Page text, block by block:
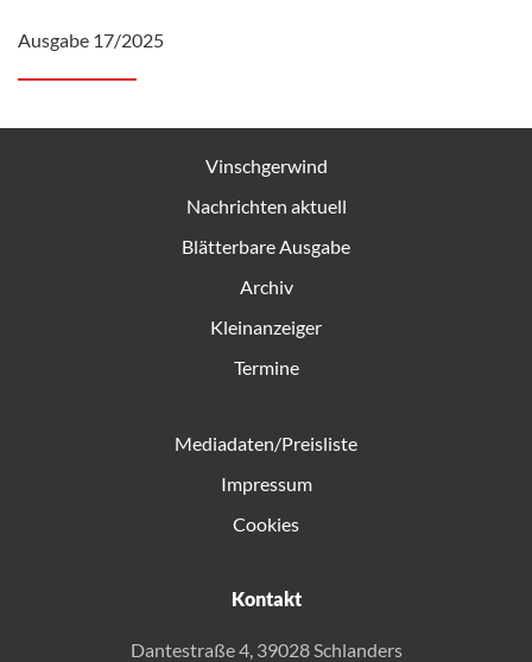
Ausgabe 17/2025
Vinschgerwind
Nachrichten aktuell
Blätterbare Ausgabe
Archiv
Kleinanzeiger
Termine
Mediadaten/Preisliste
Impressum
Cookies
Kontakt
Dantestraße 4, 39028 Schlanders